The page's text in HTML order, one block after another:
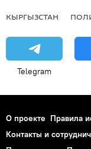
КЫРГЫЗСТАН
Telegram
О проекте Правила
Контакты и